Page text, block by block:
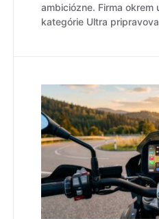
ambiciózne. Firma okrem
kategórie Ultra